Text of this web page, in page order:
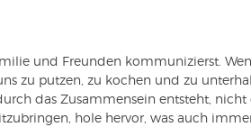
und Freunden kommunizierst.
zu putzen, zu kochen und zu
das Zusammensein entsteht,
hole hervor, was auch